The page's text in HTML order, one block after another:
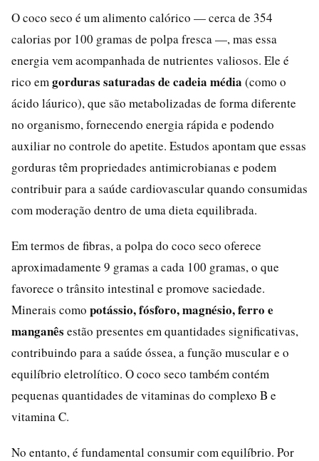
O coco seco é um alimento calórico — cerca de 354
calorias por 100 gramas de polpa fresca —, mas essa
energia vem acompanhada de nutrientes valiosos. Ele é
rico em gorduras saturadas de cadeia média (como o
ácido láurico), que são metabolizadas de forma diferente
no organismo, fornecendo energia rápida e podendo
auxiliar no controle do apetite. Estudos apontam que essas
gorduras têm propriedades antimicrobianas e podem
contribuir para a saúde cardiovascular quando consumidas
com moderação dentro de uma dieta equilibrada.
Em termos de fibras, a polpa do coco seco oferece
aproximadamente 9 gramas a cada 100 gramas, o que
favorece o trânsito intestinal e promove saciedade.
Minerais como potássio, fósforo, magnésio, ferro e
manganês estão presentes em quantidades significativas,
contribuindo para a saúde óssea, a função muscular e o
equilíbrio eletrolítico. O coco seco também contém
pequenas quantidades de vitaminas do complexo B e
vitamina C.
No entanto, é fundamental consumir com equilíbrio. Por